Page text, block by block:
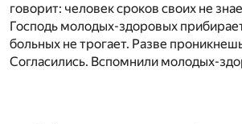
говорит: человек сроков своих не
Господь молодых-здоровых
больных не трогает. Разве
Согласились. Вспомнили молодых-